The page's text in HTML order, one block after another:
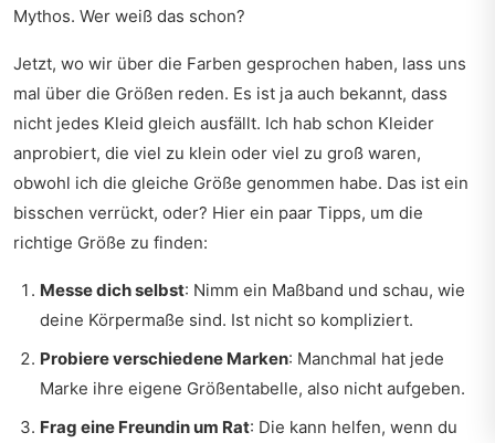
Mythos. Wer weiß das schon?
Jetzt, wo wir über die Farben gesprochen haben, lass uns
mal über die Größen reden. Es ist ja auch bekannt, dass
nicht jedes Kleid gleich ausfällt. Ich hab schon Kleider
anprobiert, die viel zu klein oder viel zu groß waren,
obwohl ich die gleiche Größe genommen habe. Das ist ein
bisschen verrückt, oder? Hier ein paar Tipps, um die
richtige Größe zu finden:
Messe dich selbst: Nimm ein Maßband und schau, wie
deine Körpermaße sind. Ist nicht so kompliziert.
Probiere verschiedene Marken: Manchmal hat jede
Marke ihre eigene Größentabelle, also nicht aufgeben.
Frag eine Freundin um Rat: Die kann helfen, wenn du